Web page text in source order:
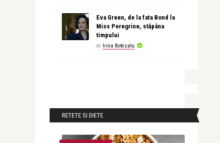
Eva Green, de la fata Bond la
Miss Peregrine, stăpâna
timpului
de Irina Botezatu
RETETE SI DIETE